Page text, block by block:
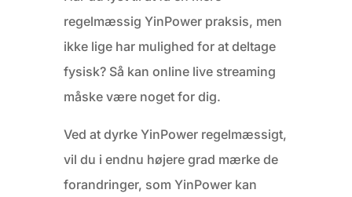
regelmæssig YinPower praksis, men
ikke lige har mulighed for at deltage
fysisk? Så kan online live streaming
måske være noget for dig.
Ved at dyrke YinPower regelmæssigt,
vil du i endnu højere grad mærke de
forandringer, som YinPower kan